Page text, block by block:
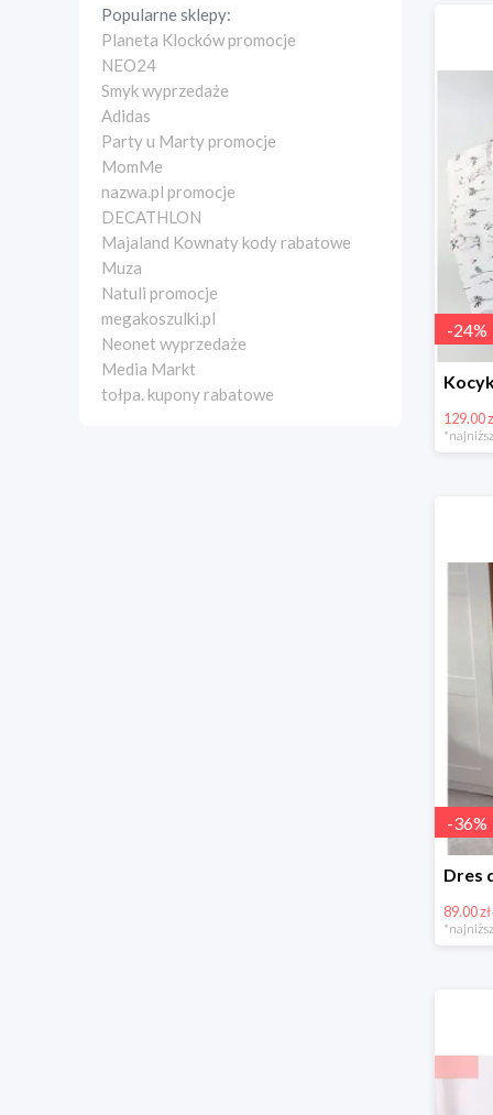
Popularne sklepy:
Planeta Klocków promocje
NEO24
Smyk wyprzedaże
Adidas
Party u Marty promocje
MomMe
nazwa.pl promocje
DECATHLON
Majaland Kownaty kody rabatowe
Muza
Natuli promocje
megakoszulki.pl
Neonet wyprzedaże
Media Markt
tołpa. kupony rabatowe
-24%
129.00
-36%
89.00 zł